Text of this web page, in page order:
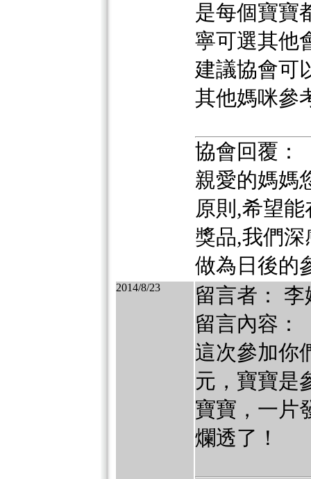
是每個寶寶
寧可選其他
建議協會可
其他媽咪參
協會回覆：
親愛的媽媽
原則,希望
獎品,我們
做為日後的
2014/8/23
留言者： 李
留言內容：
這次參加你
元，寶寶是
寶寶，一片
爛透了！